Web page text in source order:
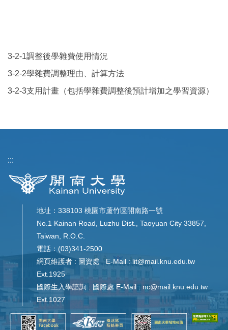
3-2-1調整後學雜費使用情況
3-2-2學雜費調整理由、計算方法
3-2-3支用計畫（包括學雜費調整後預計增加之學習資源）
:::
地址：338103 桃園市蘆竹區開南路一號
No.1 Kainan Road, Luzhu Dist., Taoyuan City 33857,
Taiwan, R.O.C.
電話：(03)341-2500
網頁維護者 : 圖資處 E-Mail : lit@mail.knu.edu.tw
Ext.1925
國際生入學諮詢 : 國際處 E-Mail : nc@mail.knu.edu.tw
Ext.1027